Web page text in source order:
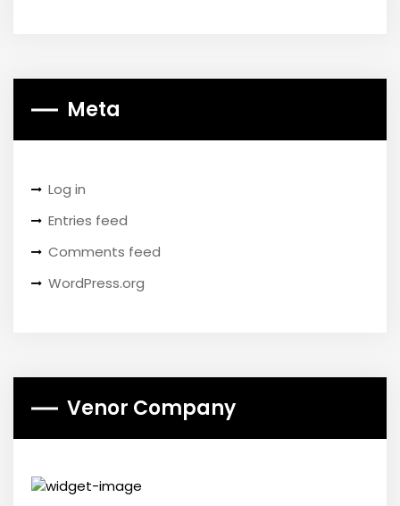
Meta
Log in
Entries feed
Comments feed
WordPress.org
Venor Company